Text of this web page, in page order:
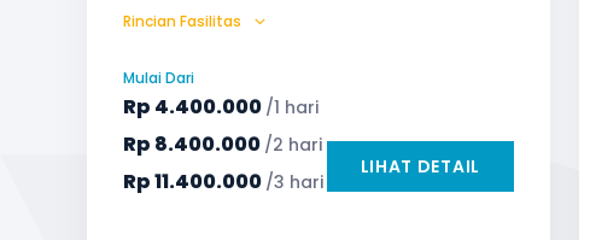
AC (Air Conditioner)
Microphone untuk karaoke
Water Dispenser
Rincian Fasilitas
Mulai Dari
Rp 4.400.000 /1 hari
Rp 8.400.000 /2 hari
Rp11.400.000 /3 hari
LIHAT DETAIL